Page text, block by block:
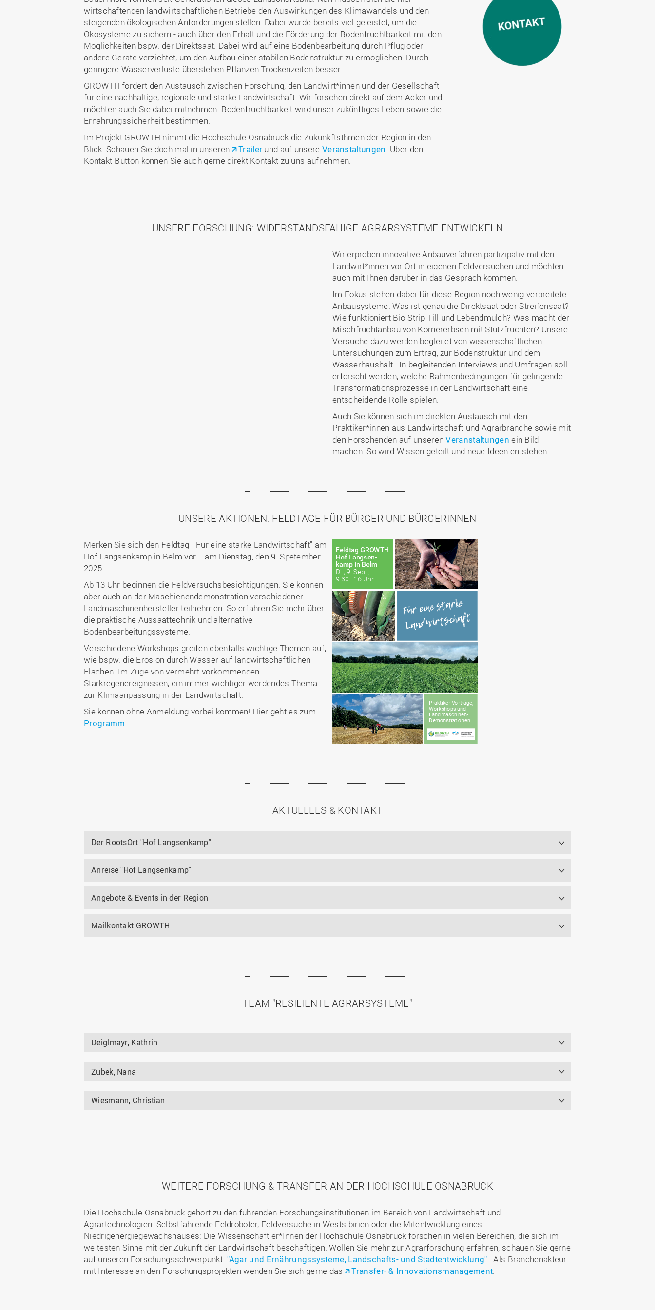
wirtschaftenden landwirtschaftlichen Betriebe den Auswirkungen des Klimawandels und den
steigenden ökologischen Anforderungen stellen. Dabei wurde bereits viel geleistet, um die
Ökosysteme zu sichern - auch über den Erhalt und die Förderung der Bodenfruchtbarkeit mit den
Möglichkeiten bspw. der Direktsaat. Dabei wird auf eine Bodenbearbeitung durch Pflug oder
andere Geräte verzichtet, um den Aufbau einer stabilen Bodenstruktur zu ermöglichen. Durch
geringere Wasserverluste überstehen Pflanzen Trockenzeiten besser.
GROWTH fördert den Austausch zwischen Forschung, den Landwirt*innen und der Gesellschaft
für eine nachhaltige, regionale und starke Landwirtschaft. Wir forschen direkt auf dem Acker und
möchten auch Sie dabei mitnehmen. Bodenfruchtbarkeit wird unser zukünftiges Leben sowie die
Ernährungssicherheit bestimmen.
Im Projekt GROWTH nimmt die Hochschule Osnabrück die Zukunkftsthmen der Region in den
Blick. Schauen Sie doch mal in unseren
Trailer und auf unsere Veranstaltungen. Über den
Kontakt-Button können Sie auch gerne direkt Kontakt zu uns aufnehmen.
UNSERE FORSCHUNG: WIDERSTANDSFÄHIGE AGRARSYSTEME ENTWICKELN
Wir erproben innovative Anbauverfahren partizipativ mit den
Landwirt*innen vor Ort in eigenen Feldversuchen und möchten
auch mit Ihnen darüber in das Gespräch kommen.
Im Fokus stehen dabei für diese Region noch wenig verbreitete
Anbausysteme. Was ist genau die Direktsaat oder Streifensaat?
Wie funktioniert Bio-Strip-Till und Lebendmulch? Was macht der
Mischfruchtanbau von Körnererbsen mit Stützfrüchten? Unsere
Versuche dazu werden begleitet von wissenschaftlichen
Untersuchungen zum Ertrag, zur Bodenstruktur und dem
Wasserhaushalt. In begleitenden Interviews und Umfragen soll
erforscht werden, welche Rahmenbedingungen für gelingende
Transformationsprozesse in der Landwirtschaft eine
entscheidende Rolle spielen.
Auch Sie können sich im direkten Austausch mit den
Praktiker*innen aus Landwirtschaft und Agrarbranche sowie mit
den Forschenden auf unserenVeranstaltungen ein Bild
machen. So wird Wissen geteilt und neue Ideen entstehen.
UNSERE AKTIONEN: FELDTAGE FÜR BÜRGER UND BÜRGERINNEN
Merken Sie sich den Feldtag " Für eine starke Landwirtschaft" am
Hof Langsenkamp in Belm vor - am Dienstag, den 9. Spetember
2025.
Ab 13 Uhr beginnen die Feldversuchsbesichtigungen. Sie können
aber auch an der Maschienendemonstration verschiedener
Landmaschinenhersteller teilnehmen. So erfahren Sie mehr über
die praktische Aussaattechnik und alternative
Bodenbearbeitungssysteme.
Verschiedene Workshops greifen ebenfalls wichtige Themen auf,
wie bspw. die Erosion durch Wasser auf landwirtschaftlichen
Flächen. Im Zuge von vermehrt vorkommenden
Starkregenereignissen, ein immer wichtiger werdendes Thema
zur Klimaanpassung in der Landwirtschaft.
Sie können ohne Anmeldung vorbei kommen! Hier geht es zum
Programm.
AKTUELLES & KONTAKT
Der RootsOrt "Hof Langsenkamp"
Anreise "Hof Langsenkamp"
Angebote & Events in der Region
Mailkontakt GROWTH
TEAM "RESILIENTE AGRARSYSTEME"
Deiglmayr, Kathrin
Zubek, Nana
Wiesmann, Christian
WEITERE FORSCHUNG & TRANSFER AN DER HOCHSCHULE OSNABRÜCK
Die Hochschule Osnabrück gehört zu den führenden Forschungsinstitutionen im Bereich von Landwirtschaft und
Agrartechnologien. Selbstfahrende Feldroboter, Feldversuche in Westsibirien oder die Mitentwicklung eines
Niedrigenergiegewächshauses: Die Wissenschaftler*Innen der Hochschule Osnabrück forschen in vielen Bereichen, die sich im
weitesten Sinne mit der Zukunft der Landwirtschaft beschäftigen. Wollen Sie mehr zur Agrarforschung erfahren, schauen Sie gerne
auf unseren Forschungsschwerpunkt "Agar und Ernährungssysteme, Landschafts- und Stadtentwicklung". Als Branchenakteur
mit Interesse an den Forschungsprojekten wenden Sie sich gerne das Transfer- & Innovationsmanagement.